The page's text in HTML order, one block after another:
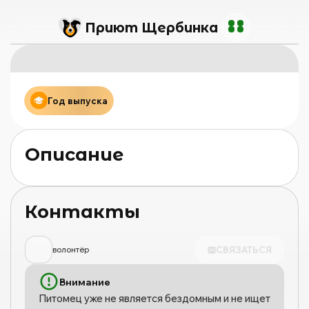
Приют Щербинка
Описание
Контакты
волонтёр СВЯЗАТЬСЯ
Внимание
Питомец уже не является бездомным и не ищет
Год выпуска